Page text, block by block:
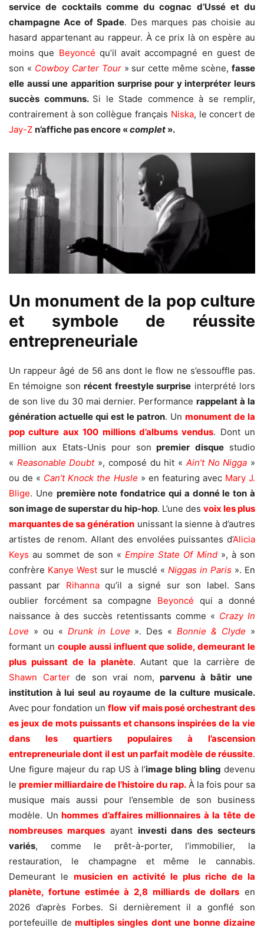
service de cocktails comme du cognac d’Ussé et du
champagne Ace of Spade. Des marques pas choisie au
hasard appartenant au rappeur. À ce prix là on espère au
moins que Beyoncé qu’il avait accompagné en guest de
son « Cowboy Carter Tour» sur cette même scène,fasse
elle aussi une apparition surprise pour y interpréter leurs
succès communs. Si le Stade commence à se remplir,
contrairement à son collègue français Niska, le concert de
Jay-Z n’affiche pas encore «complet ».
Un monument de la pop culture
et symbole de réussite
entrepreneuriale
Un rappeur âgé de 56 ans dont le flow ne s’essouffle pas.
En témoigne sonrécent freestyle surprise interprété lors
de son live du 30 mai dernier. Performancerappelant à la
génération actuelle qui est le patron. Un monument de la
pop culture aux 100 millions d’albums vendus. Dont un
million aux Etats-Unis pour son premier disquestudio
« Reasonable Doubt», composé du hit « Ain’t No Nigga »
ou de « Can’t Knock the Husle » en featuring avec Mary J.
Blige. Une première note fondatricequi a donné le ton à
son image de superstar du hip-hop. L’une des voix les plus
marquantes de sa génération unissant la sienne à d’autres
artistes de renom. Allant des envolées puissantes d’Alicia
Keys au sommet de son « Empire State Of Mind », à son
confrère Kanye West sur le musclé « Niggas in Paris ». En
passant par Rihannaqu’il a signé sur son label. Sans
oublier forcément sa compagne Beyoncé qui a donné
naissance à des succès retentissants comme « Crazy In
Love » ou « Drunk in Love ». Des «Bonnie & Clyde »
formant un couple aussi influent que solide, demeurant le
plus puissant de la planète. Autant que la carrière de
Shawn Carterde son vrai nom, parvenu à bâtir une
institution à lui seul au royaume de la culture musicale.
Avec pour fondation unflow vif mais posé orchestrant des
es jeux de mots puissants et chansons inspirées de la vie
dans les quartiers populaires à l’ascension
entrepreneuriale dont il est unparfaitmodèle de réussite.
Une figure majeur du rap US à l’image bling bling devenu
lepremier milliardaire de l’histoire du rap.À la fois pour sa
musique mais aussi pour l’ensemble de son business
modèle. Un hommes d’affaires millionnaires à la tête de
nombreuses marquesayant investi dansdes secteurs
variés, comme le prêt-à-porter, l’immobilier, la
restauration, le champagne et même le cannabis.
Demeurant le musicien en activité le plus riche de la
planète, fortune estimée à 2,8 milliards de dollars en
2026 d’après Forbes. Si dernièrement il a gonflé son
portefeuille de multiples singles dont une bonne dizaine